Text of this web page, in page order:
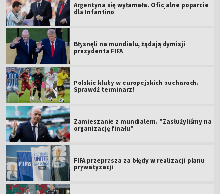
Argentyna się wyłamała. Oficjalne poparcie
dla Infantino
Błysnęli na mundialu, żądają dymisji
prezydenta FIFA
Polskie kluby w europejskich pucharach.
Sprawdź terminarz!
Zamieszanie z mundialem. "Zasłużyliśmy na
organizację finału"
FIFA przeprasza za błędy w realizacji planu
prywatyzacji